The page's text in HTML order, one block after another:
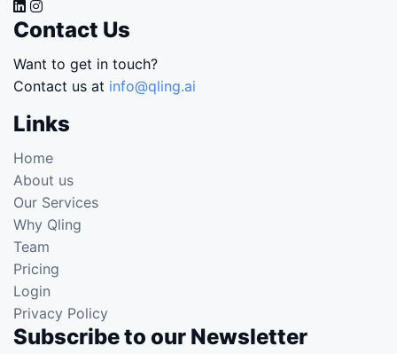
Contact Us
Want to get in touch?
Contact us at info@qling.ai
Links
Home
About us
Our Services
Why Qling
Team
Pricing
Login
Privacy Policy
Subscribe to our Newsletter